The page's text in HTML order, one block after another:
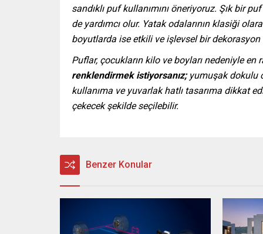
sandıklı puf kullanımını öneriyoruz. Şık bir
de yardımcı olur. Yatak odalarının klasiği
boyutlarda ise etkili ve işlevsel bir
Puflar, çocukların kilo ve boyları nedeniyle en
renklendirmek istiyorsanız; yumuşak dokulu
kullanıma ve yuvarlak hatlı tasarıma dikkat
çekecek şekilde seçilebilir.
Benzer Konular